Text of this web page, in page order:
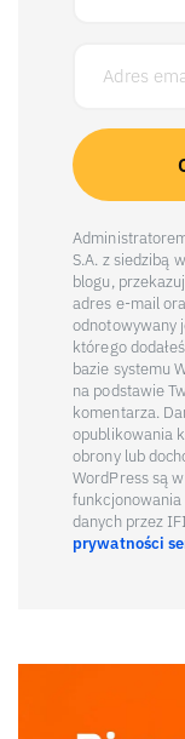
S.A. z siedzibą
blogu,
adres e-mail
odnotowywany
którego
bazie systemu
na podstawie
komentarza.
opublikowania
obrony lub
WordPress są
funkcjonowania
danych przez
prywatności